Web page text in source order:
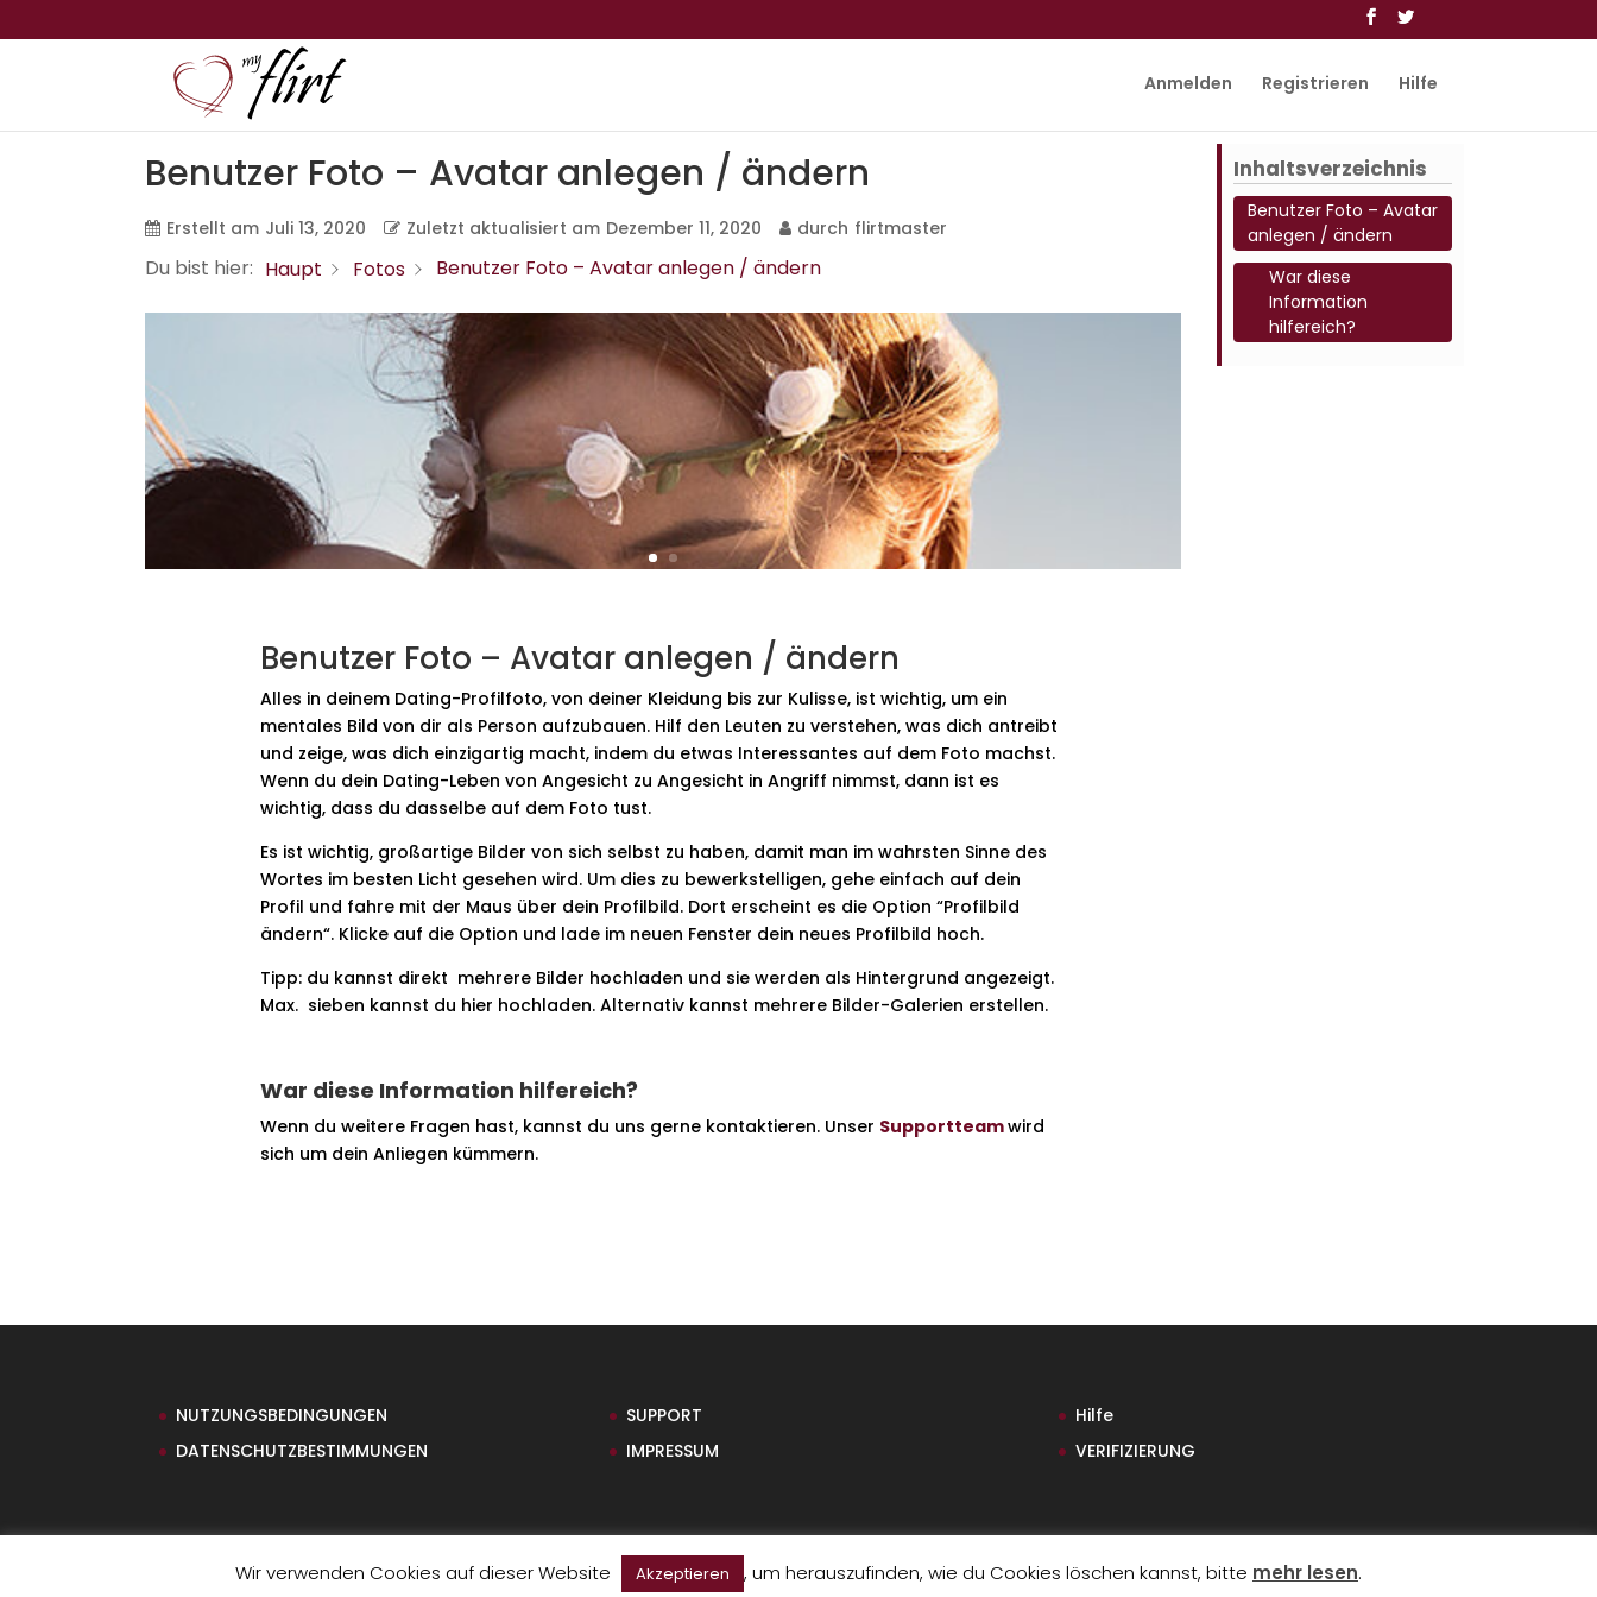
Anmelden Registrieren Hilfe
Benutzer Foto – Avatar anlegen / ändern
Erstellt am Juli 13, 2020 Zuletzt aktualisiert am Dezember 11, 2020 durch flirtmaster
Du bist hier: Haupt Fotos Benutzer Foto – Avatar anlegen / ändern
Benutzer Foto – Avatar anlegen / ändern
Alles in deinem Dating-Profilfoto, von deiner Kleidung bis zur Kulisse, ist wichtig, um ein
mentales Bild von dir als Person aufzubauen. Hilf den Leuten zu verstehen, was dich antreibt
und zeige, was dich einzigartig macht, indem du etwas Interessantes auf dem Foto machst.
Wenn du dein Dating-Leben von Angesicht zu Angesicht in Angriff nimmst, dann ist es
wichtig, dass du dasselbe auf dem Foto tust.
Es ist wichtig, großartige Bilder von sich selbst zu haben, damit man im wahrsten Sinne des
Wortes im besten Licht gesehen wird. Um dies zu bewerkstelligen, gehe einfach auf dein
Profil und fahre mit der Maus über dein Profilbild. Dort erscheint es die Option “Profilbild
ändern“. Klicke auf die Option und lade im neuen Fenster dein neues Profilbild hoch.
Tipp: du kannst direkt mehrere Bilder hochladen und sie werden als Hintergrund angezeigt.
Max. sieben kannst du hier hochladen. Alternativ kannst mehrere Bilder-Galerien erstellen.
War diese Information hilfereich?
Wenn du weitere Fragen hast, kannst du uns gerne kontaktieren. Unser Supportteamwird
sich um dein Anliegen kümmern.
Inhaltsverzeichnis
Benutzer Foto – Avatar
anlegen / ändern
War diese
Information
hilfereich?
NUTZUNGSBEDINGUNGEN
DATENSCHUTZBESTIMMUNGEN
SUPPORT
IMPRESSUM
Hilfe
VERIFIZIERUNG
© Copyright myFlirt GmbH
Wir verwenden Cookies auf dieser Website Akzeptieren , um herauszufinden, wie du Cookies löschen kannst, bitte mehr lesen.